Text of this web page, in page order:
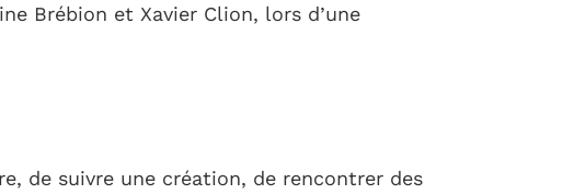
Brébion et Xavier Clion, lors d’une
de suivre une création, de rencontrer des